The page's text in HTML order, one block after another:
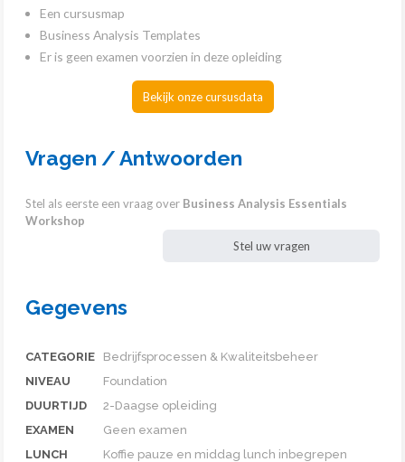
Een cursusmap
Business Analysis Templates
Er is geen examen voorzien in deze opleiding
Bekijk onze cursusdata
Vragen / Antwoorden
Stel als eerste een vraag over Business Analysis Essentials
Workshop
Stel uw vragen
Gegevens
CATEGORIE
Bedrijfsprocessen & Kwaliteitsbeheer
NIVEAU
Foundation
DUURTIJD
2-Daagse opleiding
EXAMEN
Geen examen
LUNCH
Koffie pauze en middag lunch inbegrepen